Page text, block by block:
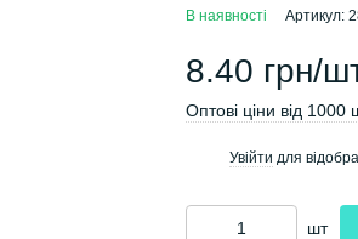
В наявності Артикул:
8.40 грн/
Оптові ціни від 1000
Увійти для
шт